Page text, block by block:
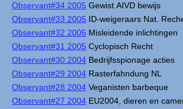
Observant#34 2005 Gewist AIVD bewijs
Observant#33 2005 ID-weigeraars Nat.
Observant#32 2005 Misleidende inlichtingen
Observant#31 2005 Cyclopisch Recht
Observant#30 2004 Bedrijfsspionage acties
Observant#29 2004 Rasterfahndung NL
Observant#28 2004 Veganisten barbeque
Observant#27 2004 EU2004, dieren en